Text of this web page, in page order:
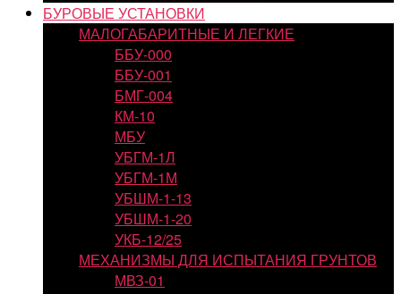
БУРОВЫЕ УСТАНОВКИ
МАЛОГАБАРИТНЫЕ И ЛЕГКИЕ
ББУ-000
ББУ-001
БМГ-004
КМ-10
МБУ
УБГМ-1Л
УБГМ-1М
УБШМ-1-13
УБШМ-1-20
УКБ-12/25
МЕХАНИЗМЫ ДЛЯ ИСПЫТАНИЯ ГРУНТОВ
МВЗ-01